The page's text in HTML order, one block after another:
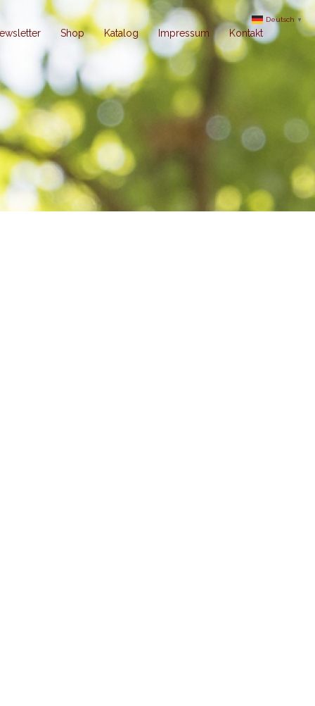
Shop Katalog Impressum Kontakt
Deutsch ▼